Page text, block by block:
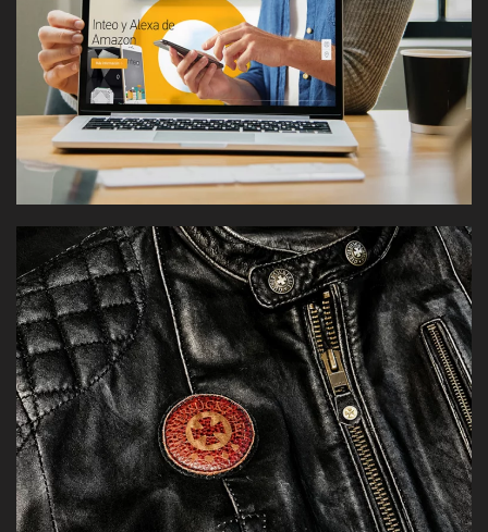
piezas digitales, editoriales y stands para exposiciones.
[VER CASO]
Desarrollo digital y gráfico para una marca de camperas
y accesorios de cuero con oficio, carácter y espíritu
artesanal